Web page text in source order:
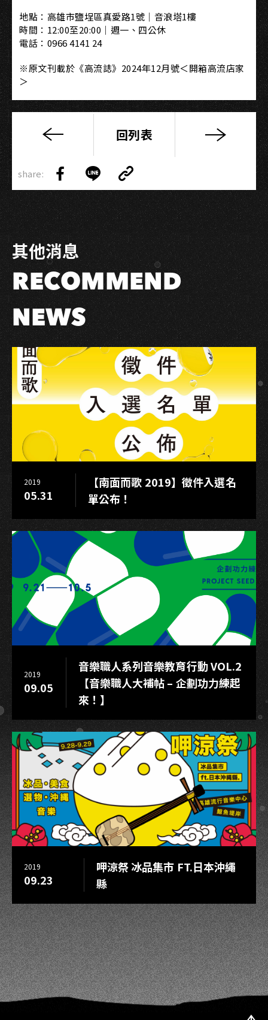
地點：高雄市鹽埕區真愛路1號｜音浪塔1樓
時間：12:00至20:00｜週一、四公休
電話：0966 4141 24
※原文刊載於《高流誌》2024年12月號＜開箱高流店家
＞
下
祭
首
與
韓
國
合
作
週
末
登
場，
玩
〈APT.〉
拍
影
片
禮
回列表
share:
Share
on
Facebook
Share
on
LINE
Copy
Link
Link
其他消息
RECOMMEND
NEWS
2019
05.31
【南面而歌 2019】徵件入選名
單公布！
2019
09.05
音樂職人系列音樂教育行動 VOL.2
【音樂職人大補帖 – 企劃功力練起
來！】
2019
09.23
呷涼祭 冰品集市 FT.日本沖繩
縣